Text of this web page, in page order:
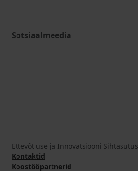
Sotsiaalmeedia
Ettevõtluse ja Innovatsiooni Sihtasutus
Kontaktid
Koostööpartnerid